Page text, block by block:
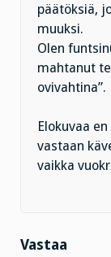
päätöksiä,
muuksi.
Olen
mahtanut
ovivahtina”.
Elokuvaa
vastaan
vaikka
Vastaa